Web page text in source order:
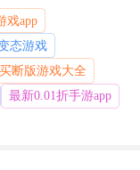
戏app
态游戏
买断版游戏大全
最新0.01折手游app